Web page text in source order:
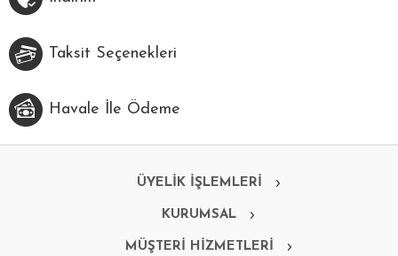
Taksit Seçenekleri
Havale İle Ödeme
ÜYELİK İŞLEMLERİ
KURUMSAL
MÜŞTERİ HİZMETLERİ